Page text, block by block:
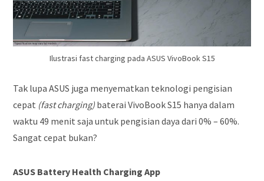
Ilustrasi fast charging pada ASUS VivoBook S15
Tak lupa ASUS juga menyematkan teknologi pengisian
cepat (fast charging) baterai VivoBook S15 hanya dalam
waktu 49 menit saja untuk pengisian daya dari 0% – 60%.
Sangat cepat bukan?
ASUS Battery Health Charging App